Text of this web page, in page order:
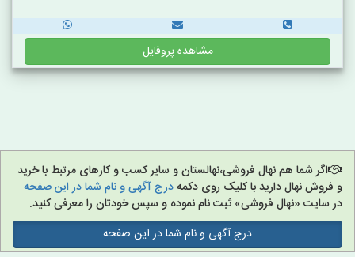
مشاهده پروفایل
اگر شما هم نهال فروشی،نهالستان و سایر کسب و کارهای مرتبط با خرید
و فروش نهال دارید با کلیک روی دکمهدرج آگهی و نام شما در این صفحه
در سایت «نهال فروشی» ثبت نام نموده و سپس خودتان را معرفی کنید.
درج آگهی و نام شما در این صفحه